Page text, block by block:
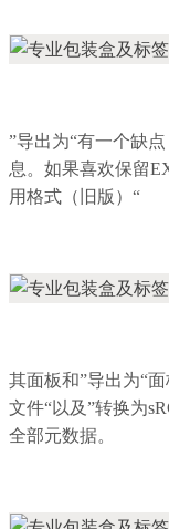
”导出为“有一个缺
息。如果喜欢保留
用格式（旧版）“
其面板和”导出为“
文件“以及”转换为
全部元数据。